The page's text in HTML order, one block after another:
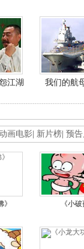
江湖 我们的航
画电影 新片榜 预
》 《小破